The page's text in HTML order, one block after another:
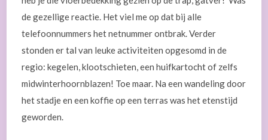
de gezellige reactie. Het viel me op dat bij alle
telefoonnummers het netnummer ontbrak. Verder
stonden er tal van leuke activiteiten opgesomd in de
regio: kegelen, klootschieten, een huifkartocht of zelfs
midwinterhoornblazen! Toe maar. Na een wandeling door
het stadje en een koffie op een terras was het etenstijd
geworden.